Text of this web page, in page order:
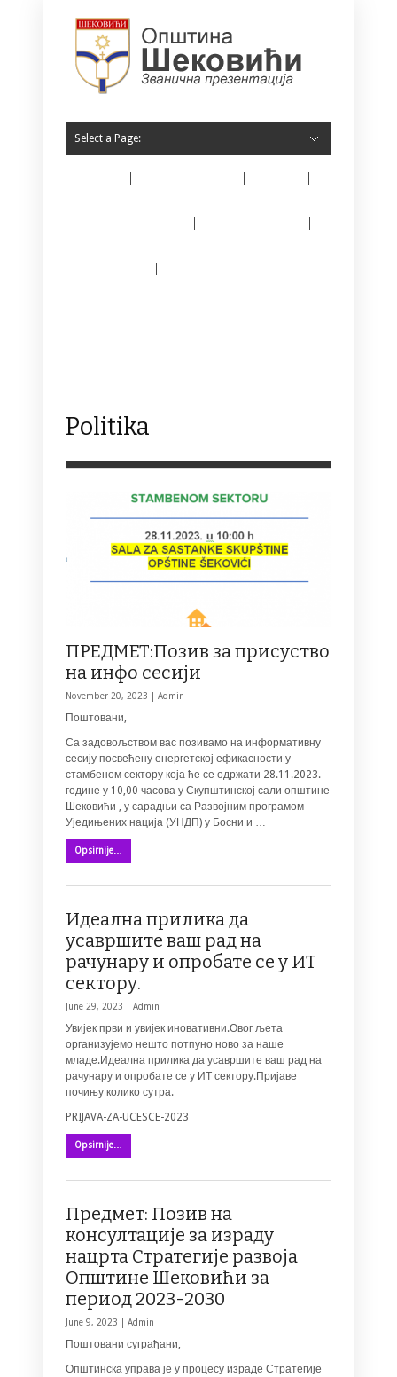
Select a Page:
Politika
ПРЕДМЕТ:Позив за присуство
на инфо сесији
November 20, 2023 | Admin
Поштовани,
Са задовољством вас позивамо на информативну
сесију посвећену енергетској ефикасности у
стамбеном сектору која ће се одржати 28.11.2023.
године у 10,00 часова у Скупштинској сали општине
Шековићи , у сарадњи са Развојним програмом
Уједињених нација (УНДП) у Босни и …
Opsirnije…
Идеална прилика да
усавршите ваш рад на
рачунару и опробате се у ИТ
сектору.
June 29, 2023 | Admin
Увијек први и увијек иновативни.Овог љета
организујемо нешто потпуно ново за наше
младе.Идеална прилика да усавршите ваш рад на
рачунару и опробате се у ИТ сектору.Пријаве
почињу колико сутра.
PRIJAVA-ZA-UCESCE-2023
Opsirnije…
Предмет: Позив на
консултације за израду
нацрта Стратегије развоја
Општине Шековићи за
период 2023-2030
June 9, 2023 | Admin
Поштовани суграђани,
Општинска управа је у процесу израде Стратегије